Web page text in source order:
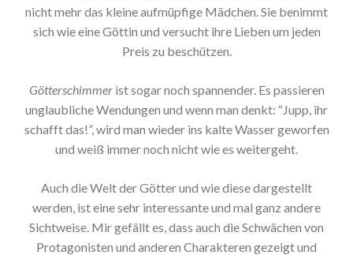
nicht mehr das kleine aufmüpfige Mädchen. Sie benimmt
sich wie eine Göttin und versucht ihre Lieben um jeden
Preis zu beschützen.
Götterschimmerist sogar noch spannender. Es passieren
unglaubliche Wendungen und wenn man denkt: “Jupp, ihr
schafft das!”, wird man wieder ins kalte Wasser geworfen
und weiß immer noch nicht wie es weitergeht.
Auch die Welt der Götter und wie diese dargestellt
werden, ist eine sehr interessante und mal ganz andere
Sichtweise. Mir gefällt es, dass auch die Schwächen von
Protagonisten und anderen Charakteren gezeigt und